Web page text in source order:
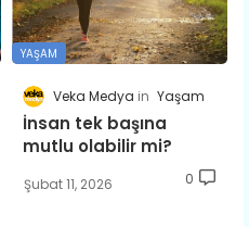
YAŞAM
Veka Medya Yaşam
İnsan tek başına
mutlu olabilir mi?
Şubat 11, 2026 0